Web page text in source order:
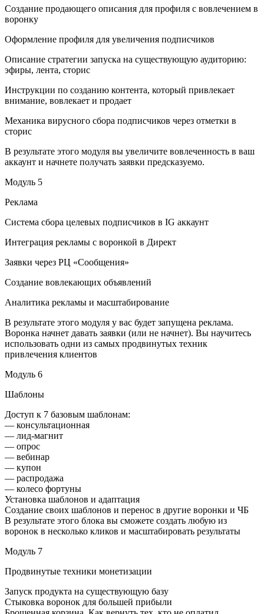
Создание продающего описания для профиля с вовлечением в
воронку
Оформление профиля для увеличения подписчиков
Описание стратегии запуска на существующую аудиторию:
эфиры, лента, сторис
Инструкции по созданию контента, который привлекает
внимание, вовлекает и продает
Механика вирусного сбора подписчиков через отметки в
сторис
В результате этого модуля вы увеличите вовлеченность в ваш
аккаунт и начнете получать заявки предсказуемо.
Модуль 5
Реклама
Система сбора целевых подписчиков в IG аккаунт
Интеграция рекламы с воронкой в Директ
Заявки через РЦ «Сообщения»
Создание вовлекающих объявлений
Аналитика рекламы и масштабирование
В результате этого модуля у вас будет запущена реклама.
Воронка начнет давать заявки (или не начнет). Вы научитесь
использовать одни из самых продвинутых техник
привлечения клиентов
Модуль 6
Шаблоны
Доступ к 7 базовым шаблонам:
— консультационная
— лид-магнит
— опрос
— вебинар
— купон
— распродажа
— колесо фортуны
Установка шаблонов и адаптация
Создание своих шаблонов и перенос в другие воронки и ЧБ
В результате этого блока вы сможете создать любую из
воронок в несколько кликов и масштабировать результаты
Модуль 7
Продвинутые техники монетизации
Запуск продукта на существующую базу
Стыковка воронок для большей прибыли